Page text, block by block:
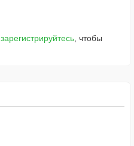
зарегистрируйтесь, чтобы